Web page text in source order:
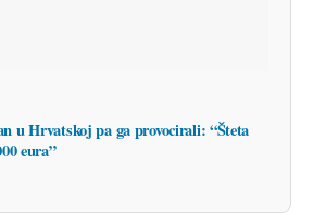
u Hrvatskoj pa ga provocirali: “Šteta
eura”